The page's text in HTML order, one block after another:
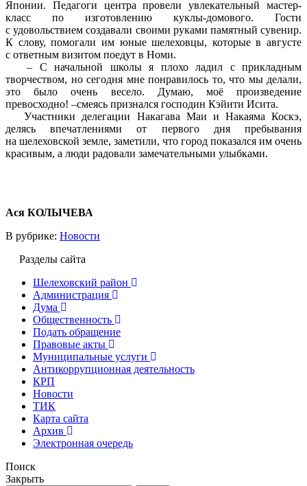
Японии. Педагоги центра провели увлекательный мастер-
класс по изготовлению куклы-домового. Гости
с удовольствием создавали своими руками памятный сувенир.
К слову, помогали им юные шелеховцы, которые в августе
с ответным визитом поедут в Номи.
– С начальной школы я плохо ладил с прикладным
творчеством, но сегодня мне понравилось то, что мы делали,
это было очень весело. Думаю, моё произведение
превосходно! –смеясь признался господин Кэйити Исита.
Участники делегации Накагава Маи и Накаяма Коскэ,
делясь впечатлениями от первого дня пребывания
на шелеховской земле, заметили, что город показался им очень
красивым, а люди радовали замечательными улыбками.
Ася КОЛЫЧЕВА
В рубрике: Новости
Разделы сайта
Шелеховский район
Администрация
Дума
Общественность
Подать обращение
Правовые акты
Муниципальные услуги
Антикоррупционная деятельность
КРП
Новости
ТИК
Карта сайта
Архив
Электронная очередь
Поиск
Закрыть